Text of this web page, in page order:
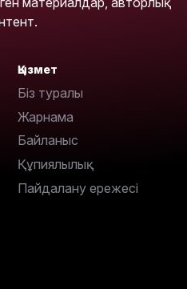
Қызмет
Біз туралы
Жарнама
Байланыс
Құпиялылық
Пайдалану ережесі